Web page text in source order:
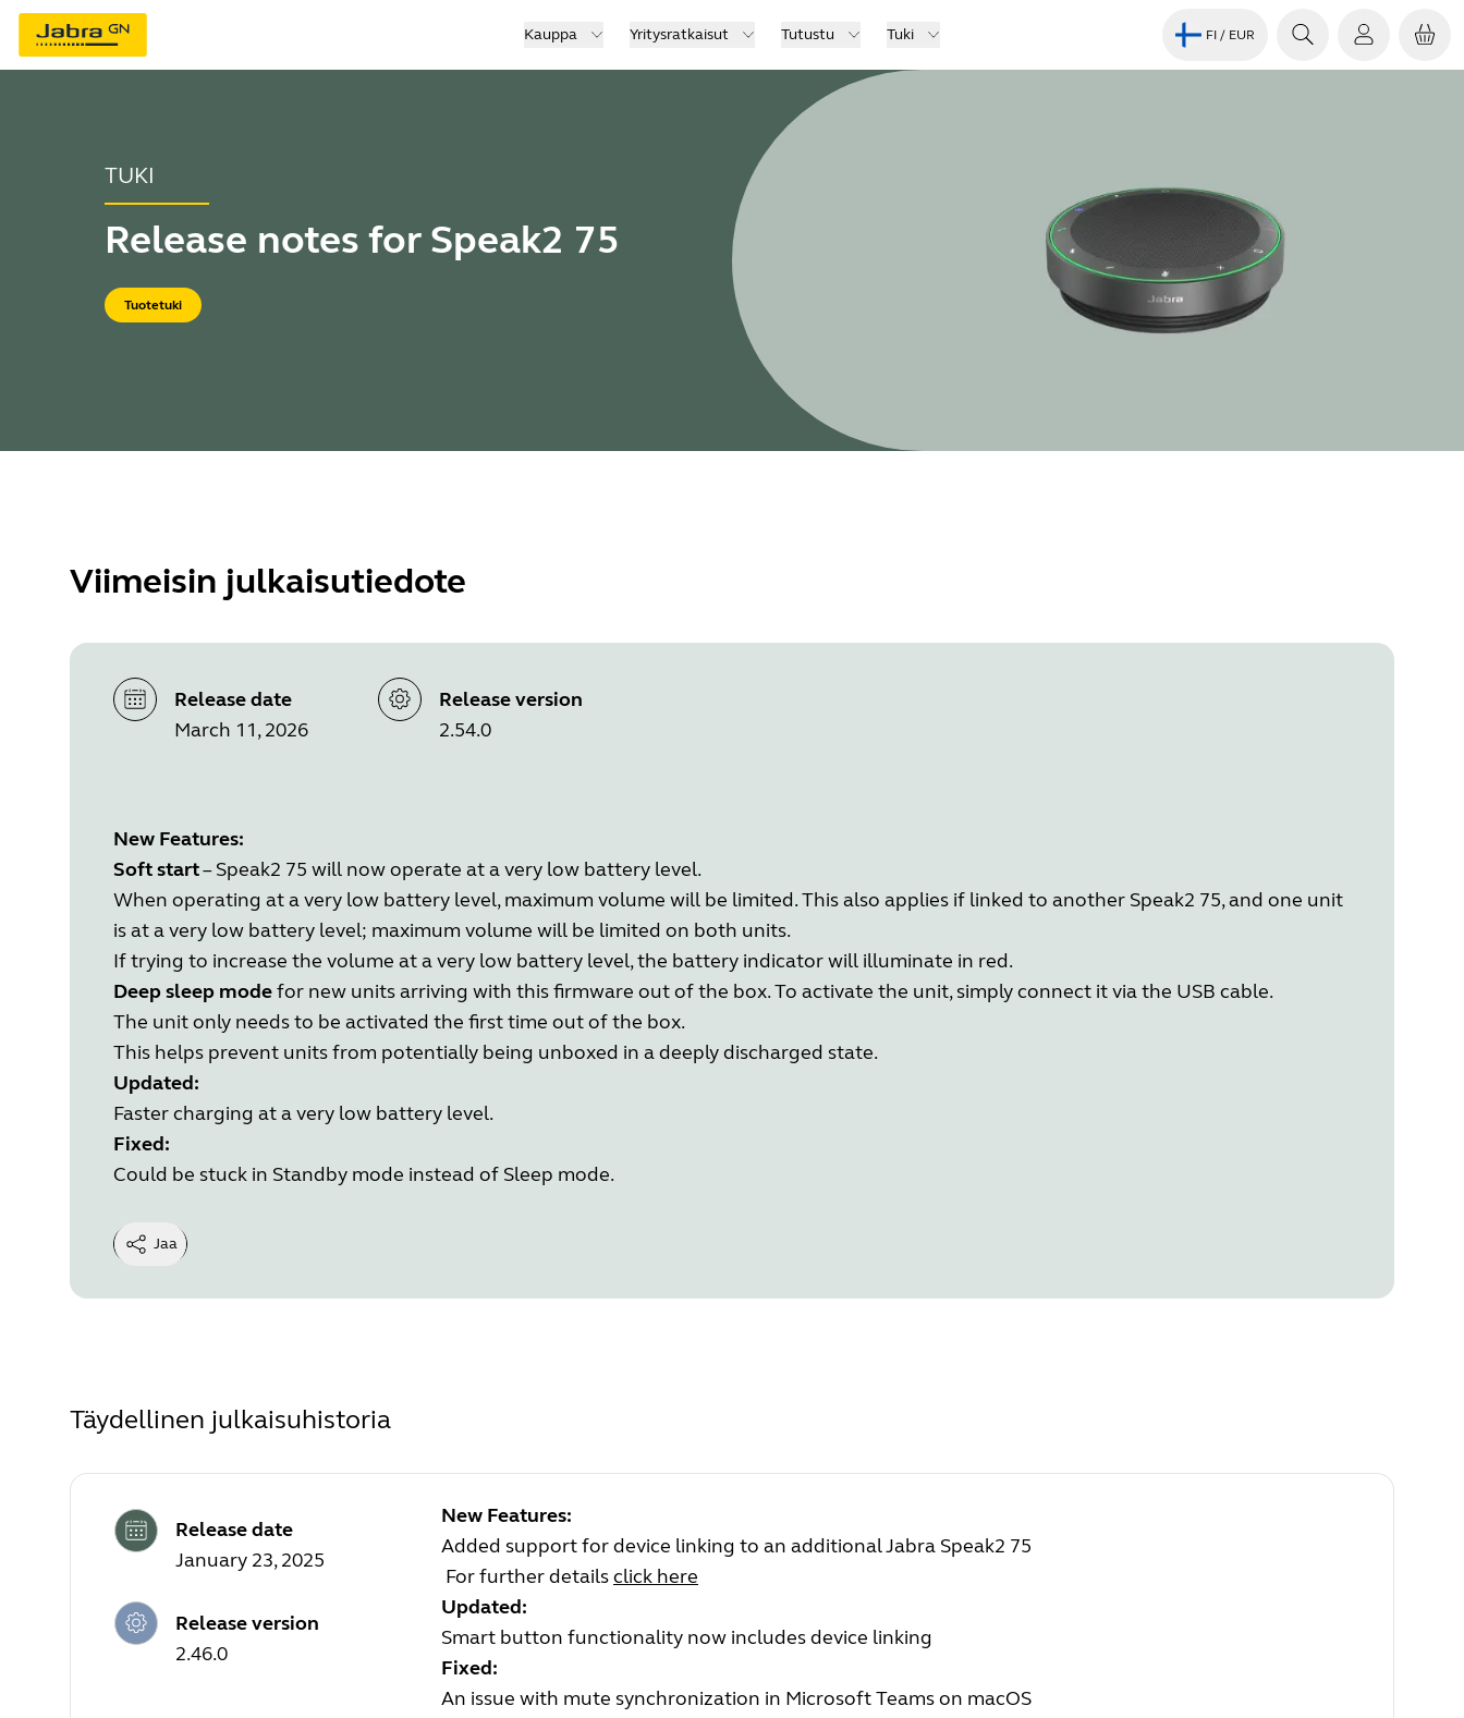
Kauppa Yritysratkaisut Tutustu Tuki FI / EUR
TUKI
Release notes for Speak2 75
Tuotetuki
Viimeisin julkaisutiedote
Release date
March 11, 2026
Release version
2.54.0
New Features:
Soft start– Speak2 75 will now operate at a very low battery level.
When operating at a very low battery level, maximum volume will be limited. This also applies if linked to another Speak2 75, and one unit
is at a very low battery level; maximum volume will be limited on both units.
If trying to increase the volume at a very low battery level, the battery indicator will illuminate in red.
Deep sleep modefor new units arriving with this firmware out of the box. To activate the unit, simply connect it via the USB cable.
The unit only needs to be activated the first time out of the box.
This helps prevent units from potentially being unboxed in a deeply discharged state.
Updated:
Faster charging at a very low battery level.
Fixed:
Could be stuck in Standby mode instead of Sleep mode.
Jaa
Täydellinen julkaisuhistoria
Release date
January 23, 2025
Release version
2.46.0
New Features:
Added support for device linking to an additional Jabra Speak2 75
For further detailsclick here
Updated:
Smart button functionality now includes device linking
Fixed:
An issue with mute synchronization in Microsoft Teams on macOS